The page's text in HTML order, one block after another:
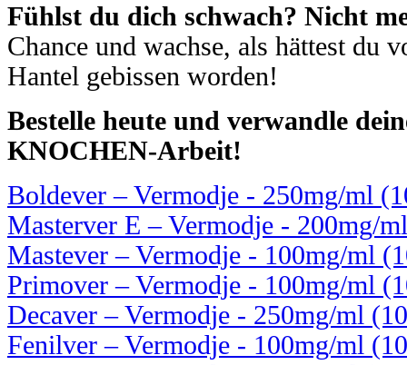
Fühlst du dich schwach? Nicht
Chance und wachse, als hättest du
Hantel gebissen worden!
Bestelle heute und verwandle
KNOCHEN-Arbeit!
Boldever – Vermodje - 250mg/ml
Masterver E – Vermodje - 200mg/
Mastever – Vermodje - 100mg/ml
Primover – Vermodje - 100mg/ml
Decaver – Vermodje - 250mg/ml
Fenilver – Vermodje - 100mg/ml